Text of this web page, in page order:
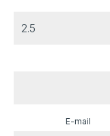
E-mail